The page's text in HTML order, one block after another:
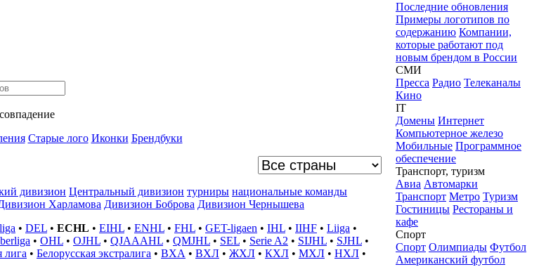
Старые лого Иконки Брендбуки
дивизион Центральный дивизион турниры национальные команды
Харламова Дивизион Боброва Дивизион Чернышева
• DEL • ECHL • EIHL • ENHL • FHL • GET-ligaen • IHL • IIHF • Liiga •
• OHL • OJHL • QJAAAHL • QMJHL • SEL • Serie A2 • SIJHL • SJHL •
лига • Белорусская экстралига • ВХА • ВХЛ • ЖХЛ • КХЛ • МХЛ • НХЛ •
Последние обновления
Примеры логотипов по
содержанию Компании,
которые работают под
новым брендом в России
СМИ
Пресса Радио Телеканалы
Кино
IT
Домены Интернет
Компьютерное железо
Мобильные Программное
обеспечение
Транспорт, туризм
Авиа Автомарки
Транспорт Метро Туризм
Гостиницы Рестораны и
кафе
Спорт
Спорт Олимпиады Футбол
Американский футбол